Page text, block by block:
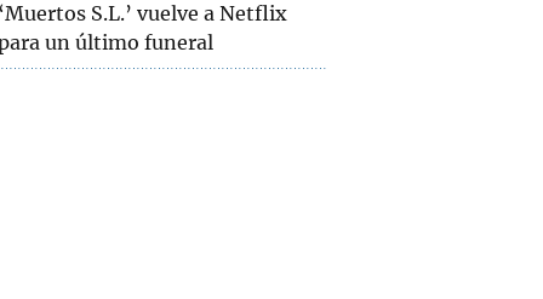
‘Muertos S.L.’ vuelve a Netflix
un último funeral